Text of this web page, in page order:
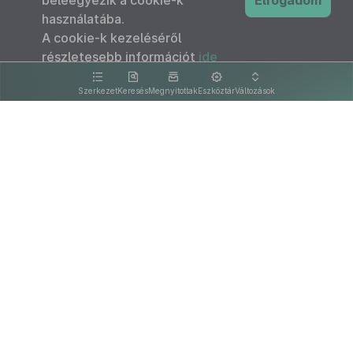
SzerkezetKeresésMegnyitottakEszköztárVáltozások
használatába.
A cookie-k kezeléséről
részletesebb információt ide
kattintva olvashat.